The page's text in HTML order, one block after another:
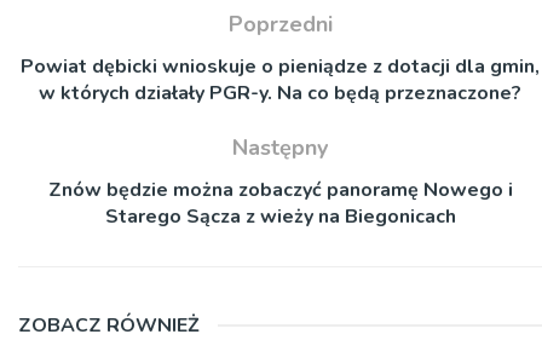
Poprzedni
Powiat dębicki wnioskuje o pieniądze z dotacji dla gmin,
w których działały PGR-y. Na co będą przeznaczone?
Następny
Znów będzie można zobaczyć panoramę Nowego i
Starego Sącza z wieży na Biegonicach
ZOBACZ RÓWNIEŻ